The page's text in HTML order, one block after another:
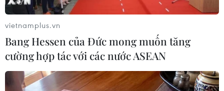
#Xét nghiệm
#Ca mắc mới
#Dương tính
Hải Dương
Theo dõi VietnamPlus
vietnamplus.vn
Bang Hessen của Đức mong muốn tăng
cường hợp tác với các nước ASEAN